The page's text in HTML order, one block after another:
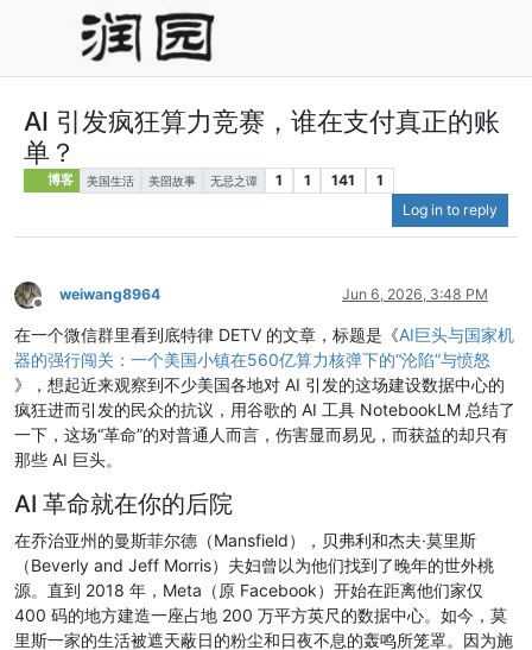
AI 引发疯狂算力竞赛，谁在支付真正的账
单？
博客 美国生活 美囶故事 无忌之谭 1 1 141
1
Log in to reply
Offline
weiwang8964 Jun 6, 2026, 3:48 PM
在一个微信群里看到底特律 DETV 的文章，标题是《AI巨头与国家机
器的强行闯关：一个美国小镇在560亿算力核弹下的“沦陷”与愤怒
》，想起近来观察到不少美国各地对 AI 引发的这场建设数据中心的
疯狂进而引发的民众的抗议，用谷歌的 AI 工具 NotebookLM 总结了
一下，这场“革命”的对普通人而言，伤害显而易见，而获益的却只有
那些 AI 巨头。
AI 革命就在你的后院
在乔治亚州的曼斯菲尔德（Mansfield），贝弗利和杰夫·莫里斯
（Beverly and Jeff Morris）夫妇曾以为他们找到了晚年的世外桃
源。直到 2018 年，Meta（原 Facebook）开始在距离他们家仅
400 码的地方建造一座占地 200 万平方英尺的数据中心。如今，莫
里斯一家的生活被遮天蔽日的粉尘和日夜不息的轰鸣所笼罩。因为施